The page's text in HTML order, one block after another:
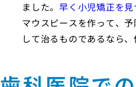
ました。 早く小児矯正を
マウスピースを作って、
して治るものであるなら、